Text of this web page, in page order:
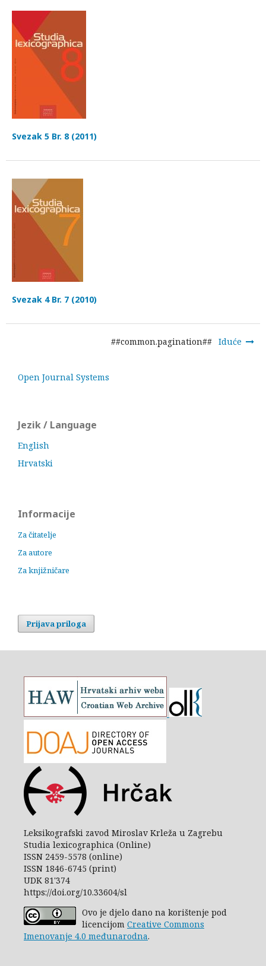
Svezak 5 Br. 8 (2011)
Svezak 4 Br. 7 (2010)
##common.pagination## Iduće
Open Journal Systems
Jezik / Language
English
Hrvatski
Informacije
Za čitatelje
Za autore
Za knjižničare
Prijava priloga
Leksikografski zavod Miroslav Krleža u Zagrebu
Studia lexicographica (Online)
ISSN 2459-5578 (online)
ISSN 1846-6745 (print)
UDK 81'374
https://doi.org/10.33604/sl
Ovo je djelo dano na korištenje pod
licencijom Creative Commons
Imenovanje 4.0 međunarodna.